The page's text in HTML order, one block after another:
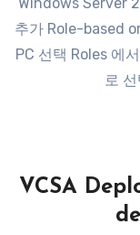
추가 Role-based
PC 선택 Roles 에
로
VCSA